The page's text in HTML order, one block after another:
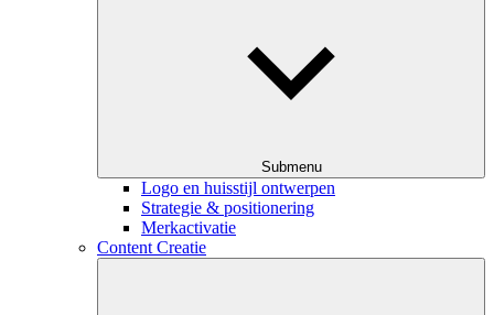
Submenu
Logo en huisstijl ontwerpen
Strategie & positionering
Merkactivatie
Content Creatie